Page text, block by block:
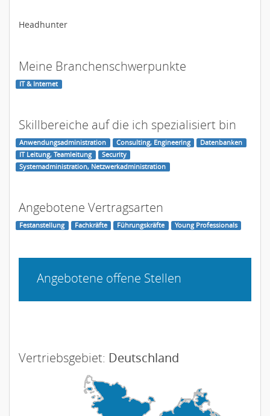
Headhunter
Meine Branchenschwerpunkte
IT & Internet
Skillbereiche auf die ich spezialisiert bin
Anwendungsadministration Consulting, Engineering
Datenbanken
IT Leitung, Teamleitung
Security
Systemadministration, Netzwerkadministration
Angebotene Vertragsarten
Festanstellung Fachkräfte Führungskräfte Young Professionals
Angebotene offene Stellen
Vertriebsgebiet: Deutschland